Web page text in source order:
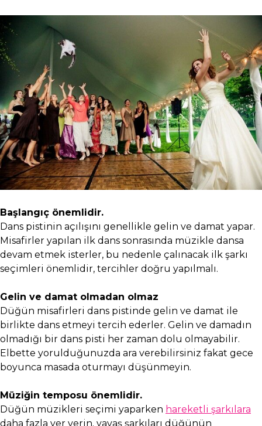
Başlangıç önemlidir.
Dans pistinin açılışını genellikle gelin ve damat yapar.
Misafirler yapılan ilk dans sonrasında müzikle dansa
devam etmek isterler, bu nedenle çalınacak ilk şarkı
seçimleri önemlidir, tercihler doğru yapılmalı.
Gelin ve damat olmadan olmaz
Düğün misafirleri dans pistinde gelin ve damat ile
birlikte dans etmeyi tercih ederler. Gelin ve damadın
olmadığı bir dans pisti her zaman dolu olmayabilir.
Elbette yorulduğunuzda ara verebilirsiniz fakat gece
boyunca masada oturmayı düşünmeyin.
Müziğin temposu önemlidir.
Düğün müzikleri seçimi yaparken hareketli şarkılara
daha fazla yer verin. yavaş şarkıları düğünün